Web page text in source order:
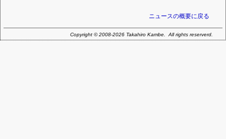
ニュースの概要に戻る
Copyright © 2008-2026 Takahiro Kambe. All rights reserverd.